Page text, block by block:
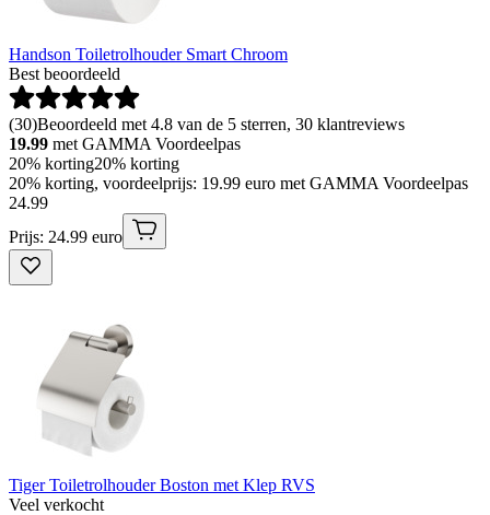
Handson Toiletrolhouder Smart Chroom
Best beoordeeld
(30)Beoordeeld met 4.8 van de 5 sterren, 30 klantreviews
19.99 met GAMMA Voordeelpas
20% korting20% korting
20% korting, voordeelprijs: 19.99 euro met GAMMA Voordeelpas
24.99
Prijs: 24.99 euro
Tiger Toiletrolhouder Boston met Klep RVS
Veel verkocht